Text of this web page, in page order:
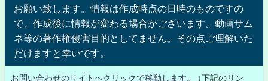
お願い致します。情報は作成時点の日時のものですの
で、作成後に情報が変わる場合がございます。動画サム
ネ等の著作権侵害目的としてません。その点ご理解いた
だけますと幸いです。
お問い合わせのサイトへクリックで移動します。
↓下記のリン